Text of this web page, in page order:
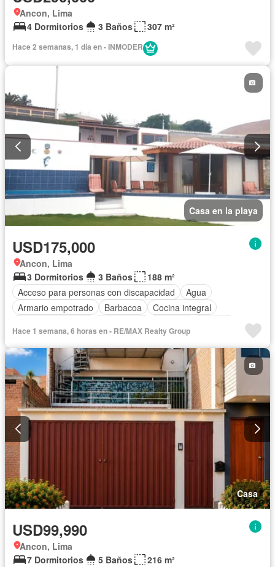
Ancon, Lima
4 Dormitorios
3 Baños 307 m²
Hace 2 semanas, 1 día en - INMODER
Casa en la playa
USD175,000
Ancon, Lima
3 Dormitorios
3 Baños
188 m²
Acceso para personas con discapacidad
Agua
Armario empotrado
Barbacoa
Cocina integral
Piscina
Terraza
Vista panorámica
Parcialmente amoblado
Hace 1 semana, 6 horas en - RE/MAX Realty Group
Casa
USD99,990
Ancon, Lima
7 Dormitorios
5 Baños
216 m²